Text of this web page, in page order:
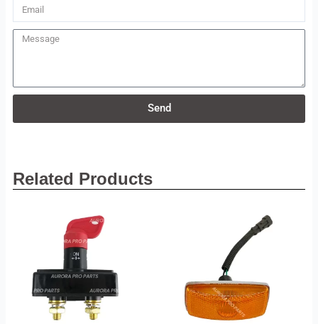
Email
Message
Send
Related Products